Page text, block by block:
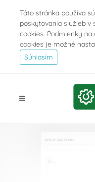
Táto stránka používa
poskytovania služieb v
cookies. Podmienky
cookies je možné
Súhlasím